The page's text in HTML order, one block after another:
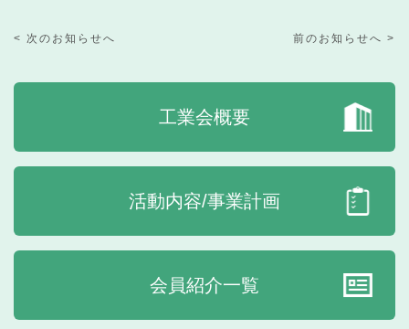
< 次のお知らせへ 前のお知らせへ >
工業会概要
活動内容/事業計画
会員紹介一覧